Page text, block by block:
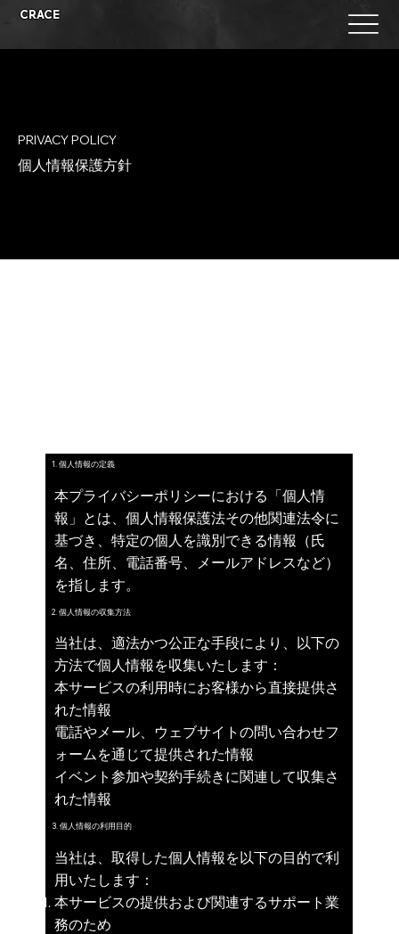
CRACE
PRIVACY POLICY
個人情報保護方針
1. 個人情報の定義
本プライバシーポリシーにおける「個人情
報」とは、個人情報保護法その他関連法令に
基づき、特定の個人を識別できる情報（氏
名、住所、電話番号、メールアドレスなど）
を指します。
2. 個人情報の収集方法
当社は、適法かつ公正な手段により、以下の
方法で個人情報を収集いたします：
本サービスの利用時にお客様から直接提供さ
れた情報
電話やメール、ウェブサイトの問い合わせフ
ォームを通じて提供された情報
イベント参加や契約手続きに関連して収集さ
れた情報
3. 個人情報の利用目的
当社は、取得した個人情報を以下の目的で利
用いたします：
本サービスの提供および関連するサポート業
務のため